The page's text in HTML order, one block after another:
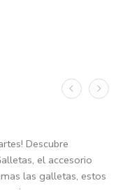
Descubre
el accesorio
las galletas, estos